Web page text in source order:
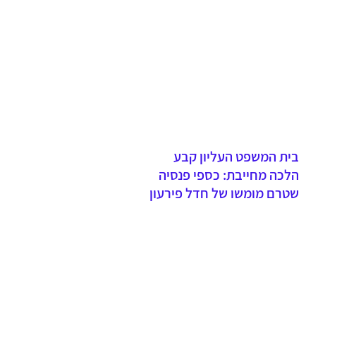
בית המשפט העליון קבע
הלכה מחייבת: כספי פנסיה
שטרם מומשו של חדל פירעון